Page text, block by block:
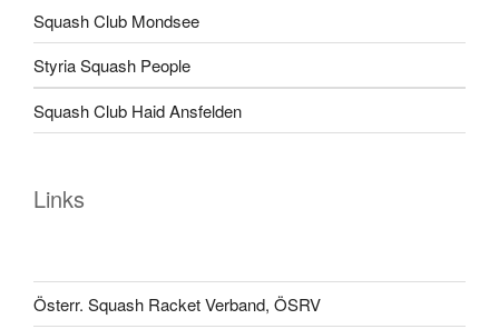
Squash Club Mondsee
Styria Squash People
Squash Club Haid Ansfelden
Links
Österr. Squash Racket Verband, ÖSRV